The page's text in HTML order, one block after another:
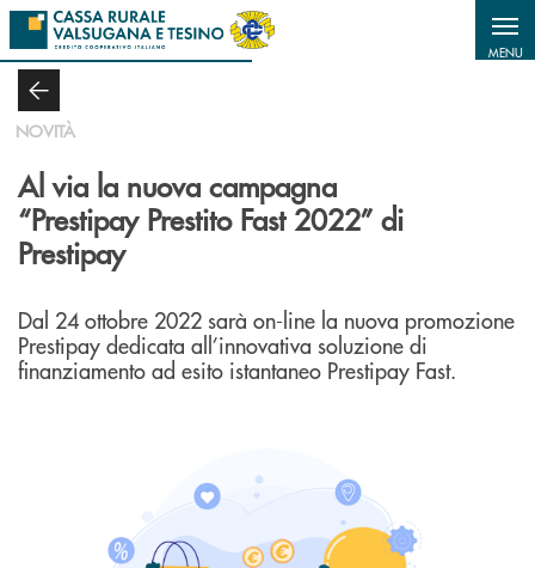
Salta al contenuto principale
MENU
NOVITÀ
Al via la nuova campagna
“Prestipay Prestito Fast 2022” di
Prestipay
Dal 24 ottobre 2022 sarà on-line la nuova promozione
Prestipay dedicata all’innovativa soluzione di
finanziamento ad esito istantaneo Prestipay Fast.